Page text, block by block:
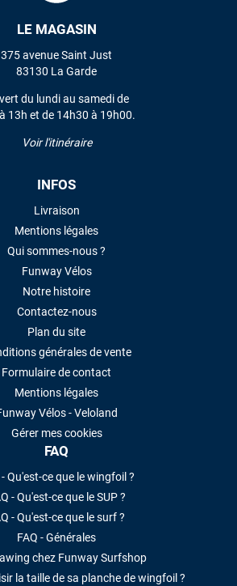
LE MAGASIN
375 avenue Saint Just
83130 La Garde
du lundi au samedi de
13h et de 14h30 à 19h00.
Voir l'itinéraire
INFOS
Livraison
Mentions légales
Qui sommes-nous ?
Funway Vélos
Notre histoire
Contactez-nous
Plan du site
générales de vente
Formulaire de contact
Mentions légales
Vélos - Veloland
Gérer mes cookies
FAQ
- Qu'est-ce que le wingfoil ?
- Qu'est-ce que le SUP ?
- Qu'est-ce que le surf ?
FAQ - Générales
chez Funway Surfshop
la taille de sa planche de wingfoil ?